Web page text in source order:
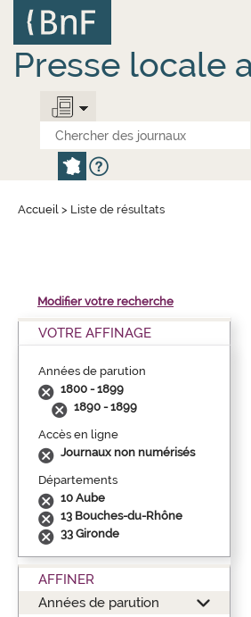
contenu
principal
Presse locale
Accueil > Liste de résultats
Modifier votre recherche
VOTRE AFFINAGE
Années de parution
1800 - 1899
1890 - 1899
Accès en ligne
Journaux non numérisés
Départements
10 Aube
13 Bouches-du-Rhône
33 Gironde
AFFINER
Années de parution
Panneau de gestion des cookies